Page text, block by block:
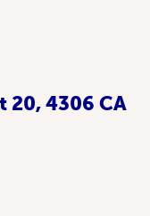
20, 4306 CA